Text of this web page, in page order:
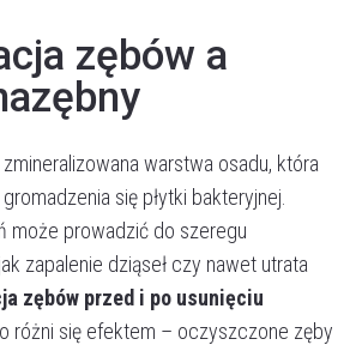
zębów a
warstwa osadu, która
się płytki bakteryjnej.
może prowadzić do szeregu
zapalenie dziąseł czy nawet utrata
zębów przed i po usunięciu
różni się efektem – oczyszczone zęby